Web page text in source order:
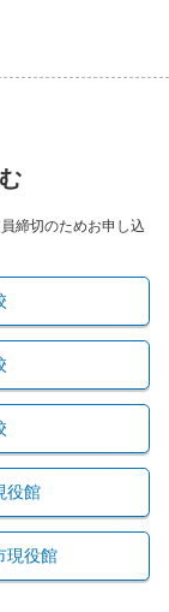
締切のためお申し込
役館
現役館